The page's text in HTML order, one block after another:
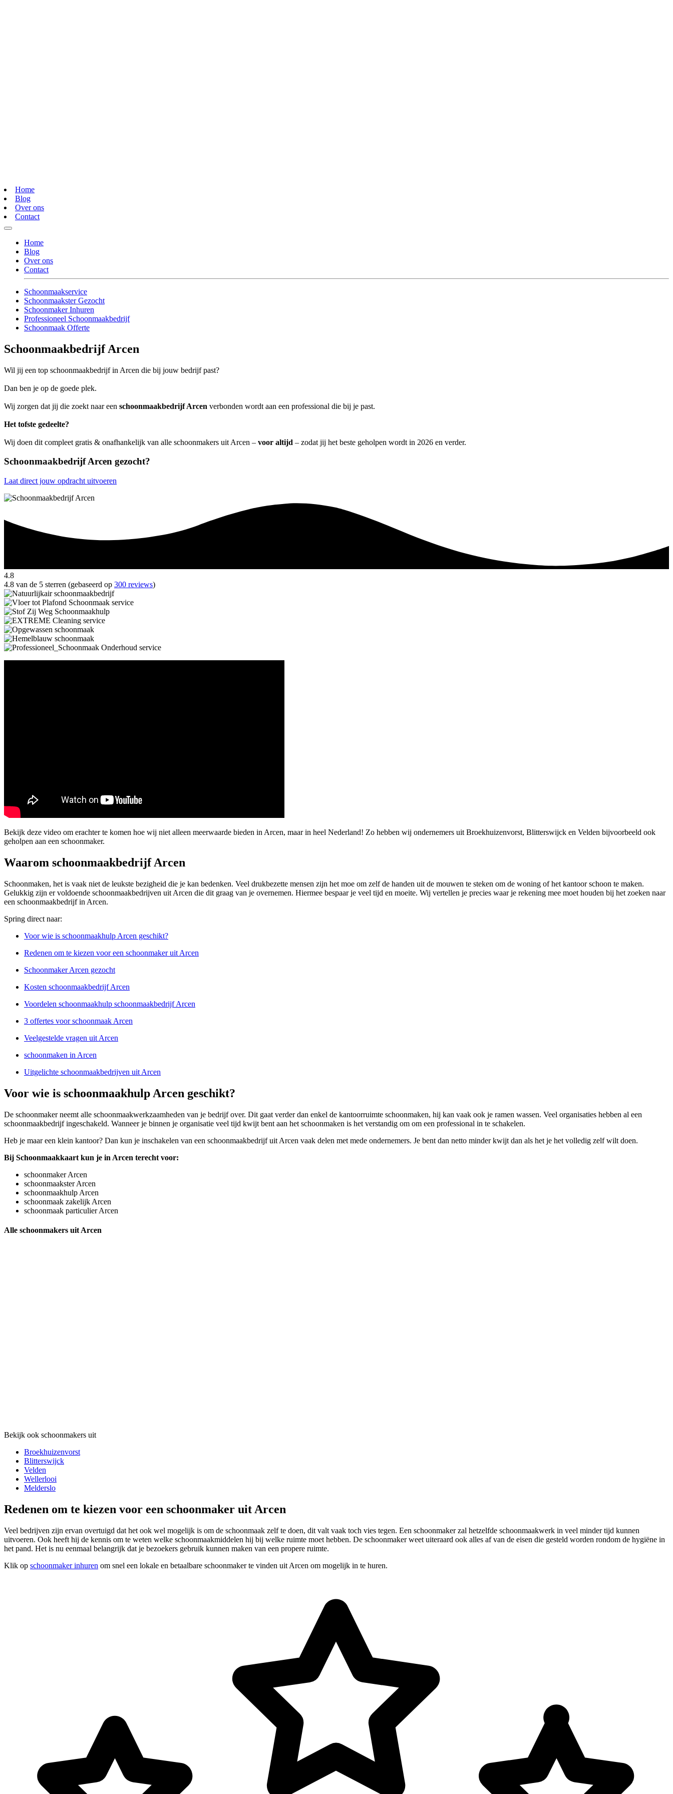
Home
Blog
Over ons
Contact
Home
Blog
Over ons
Contact
Schoonmaakservice
Schoonmaakster Gezocht
Schoonmaker Inhuren
Professioneel Schoonmaakbedrijf
Schoonmaak Offerte
Schoonmaakbedrijf Arcen
Wil jij een top schoonmaakbedrijf in Arcen die bij jouw bedrijf past?
Dan ben je op de goede plek.
Wij zorgen dat jij die zoekt naar een schoonmaakbedrijf Arcen verbonden wordt aan een professional die bij je past.
Het tofste gedeelte?
Wij doen dit compleet gratis & onafhankelijk van alle schoonmakers uit Arcen – voor altijd – zodat jij het beste geholpen wordt in 2026 en verder.
Schoonmaakbedrijf Arcen gezocht?
Laat direct jouw opdracht uitvoeren
4.8
4.8 van de 5 sterren (gebaseerd op 300 reviews)
Bekijk deze video om erachter te komen hoe wij niet alleen meerwaarde bieden in Arcen, maar in heel Nederland! Zo hebben wij ondernemers uit Broekhuizenvorst, Blitterswijck en Velden bijvoorbeeld ook
geholpen aan een schoonmaker.
Waarom schoonmaakbedrijf Arcen
Schoonmaken, het is vaak niet de leukste bezigheid die je kan bedenken. Veel drukbezette mensen zijn het moe om zelf de handen uit de mouwen te steken om de woning of het kantoor schoon te maken.
Gelukkig zijn er voldoende schoonmaakbedrijven uit Arcen die dit graag van je overnemen. Hiermee bespaar je veel tijd en moeite. Wij vertellen je precies waar je rekening mee moet houden bij het zoeken naar
een schoonmaakbedrijf in Arcen.
Spring direct naar:
Voor wie is schoonmaakhulp Arcen geschikt?
Redenen om te kiezen voor een schoonmaker uit Arcen
Schoonmaker Arcen gezocht
Kosten schoonmaakbedrijf Arcen
Voordelen schoonmaakhulp schoonmaakbedrijf Arcen
3 offertes voor schoonmaak Arcen
Veelgestelde vragen uit Arcen
schoonmaken in Arcen
Uitgelichte schoonmaakbedrijven uit Arcen
Voor wie is schoonmaakhulp Arcen geschikt?
De schoonmaker neemt alle schoonmaakwerkzaamheden van je bedrijf over. Dit gaat verder dan enkel de kantoorruimte schoonmaken, hij kan vaak ook je ramen wassen. Veel organisaties hebben al een
schoonmaakbedrijf ingeschakeld. Wanneer je binnen je organisatie veel tijd kwijt bent aan het schoonmaken is het verstandig om om een professional in te schakelen.
Heb je maar een klein kantoor? Dan kun je inschakelen van een schoonmaakbedrijf uit Arcen vaak delen met mede ondernemers. Je bent dan netto minder kwijt dan als het je het volledig zelf wilt doen.
Bij Schoonmaakkaart kun je in Arcen terecht voor:
schoonmaker Arcen
schoonmaakster Arcen
schoonmaakhulp Arcen
schoonmaak zakelijk Arcen
schoonmaak particulier Arcen
Alle schoonmakers uit Arcen
Bekijk ook schoonmakers uit
Broekhuizenvorst
Blitterswijck
Velden
Wellerlooi
Melderslo
Redenen om te kiezen voor een schoonmaker uit Arcen
Veel bedrijven zijn ervan overtuigd dat het ook wel mogelijk is om de schoonmaak zelf te doen, dit valt vaak toch vies tegen. Een schoonmaker zal hetzelfde schoonmaakwerk in veel minder tijd kunnen
uitvoeren. Ook heeft hij de kennis om te weten welke schoonmaakmiddelen hij bij welke ruimte moet hebben. De schoonmaker weet uiteraard ook alles af van de eisen die gesteld worden rondom de hygiëne in
het pand. Het is nu eenmaal belangrijk dat je bezoekers gebruik kunnen maken van een propere ruimte.
Klik op schoonmaker inhuren om snel een lokale en betaalbare schoonmaker te vinden uit Arcen om mogelijk in te huren.